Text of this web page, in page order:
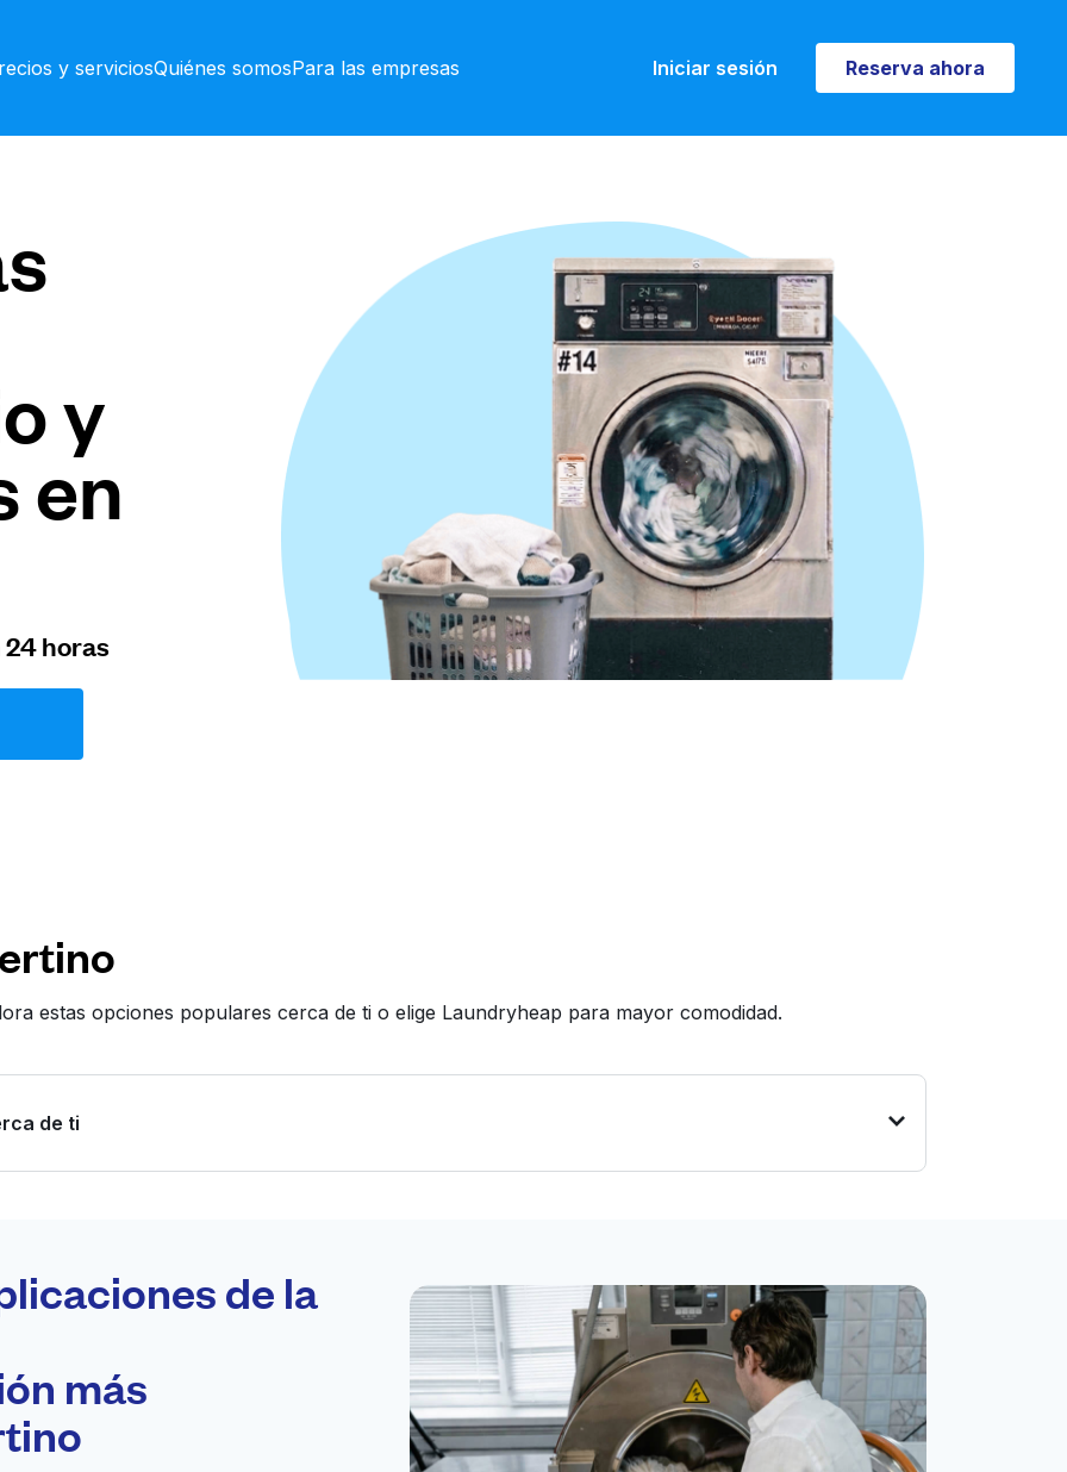
y serviciosQuiénes somosPara las empresas Iniciar sesión Reserva ahora
Reserva ahora
y
en
horas
estas opciones populares cerca de ti o elige Laundryheap para mayor comodidad.
de ti
24/7
de la
más